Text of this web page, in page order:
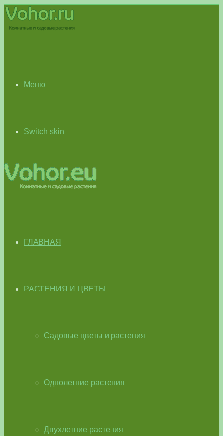
Меню
Switch skin
ГЛАВНАЯ
РАСТЕНИЯ И ЦВЕТЫ
Садовые цветы и растения
Однолетние растения
Двухлетние растения